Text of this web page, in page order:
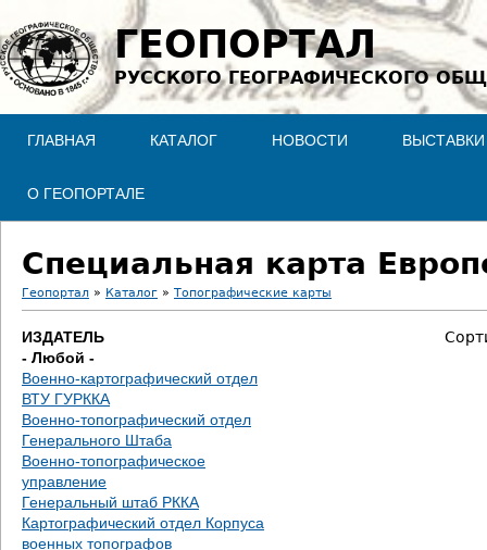
Jump to navigation
ГЕОПОРТАЛ
РУССКОГО ГЕОГРАФИЧЕСКОГО
ГЛАВНАЯ КАТАЛОГ НОВОСТИ ВЫСТАВКИ
О ГЕОПОРТАЛЕ
Специальная карта
В
ы
з
д
е
с
Геопортал » Каталог » Топографические карты
ИЗДАТЕЛЬ
- Любой -
Военно-картографический отдел
ВТУ ГУРККА
Военно-топографический отдел
Генерального Штаба
Военно-топографическое
управление
Генеральный штаб РККА
Картографический отдел Корпуса
военных топографов